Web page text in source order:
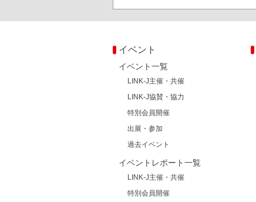
イベント
イベント一覧
LINK-J主催・共催
LINK-J協賛・協力
特別会員開催
出展・参加
過去イベント
イベントレポート一覧
LINK-J主催・共催
特別会員開催